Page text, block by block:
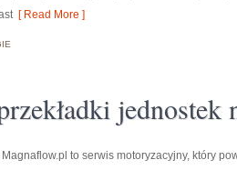
[ Read More ]
jednostek
Magnaflow.pl to serwis motoryzacyjny, który